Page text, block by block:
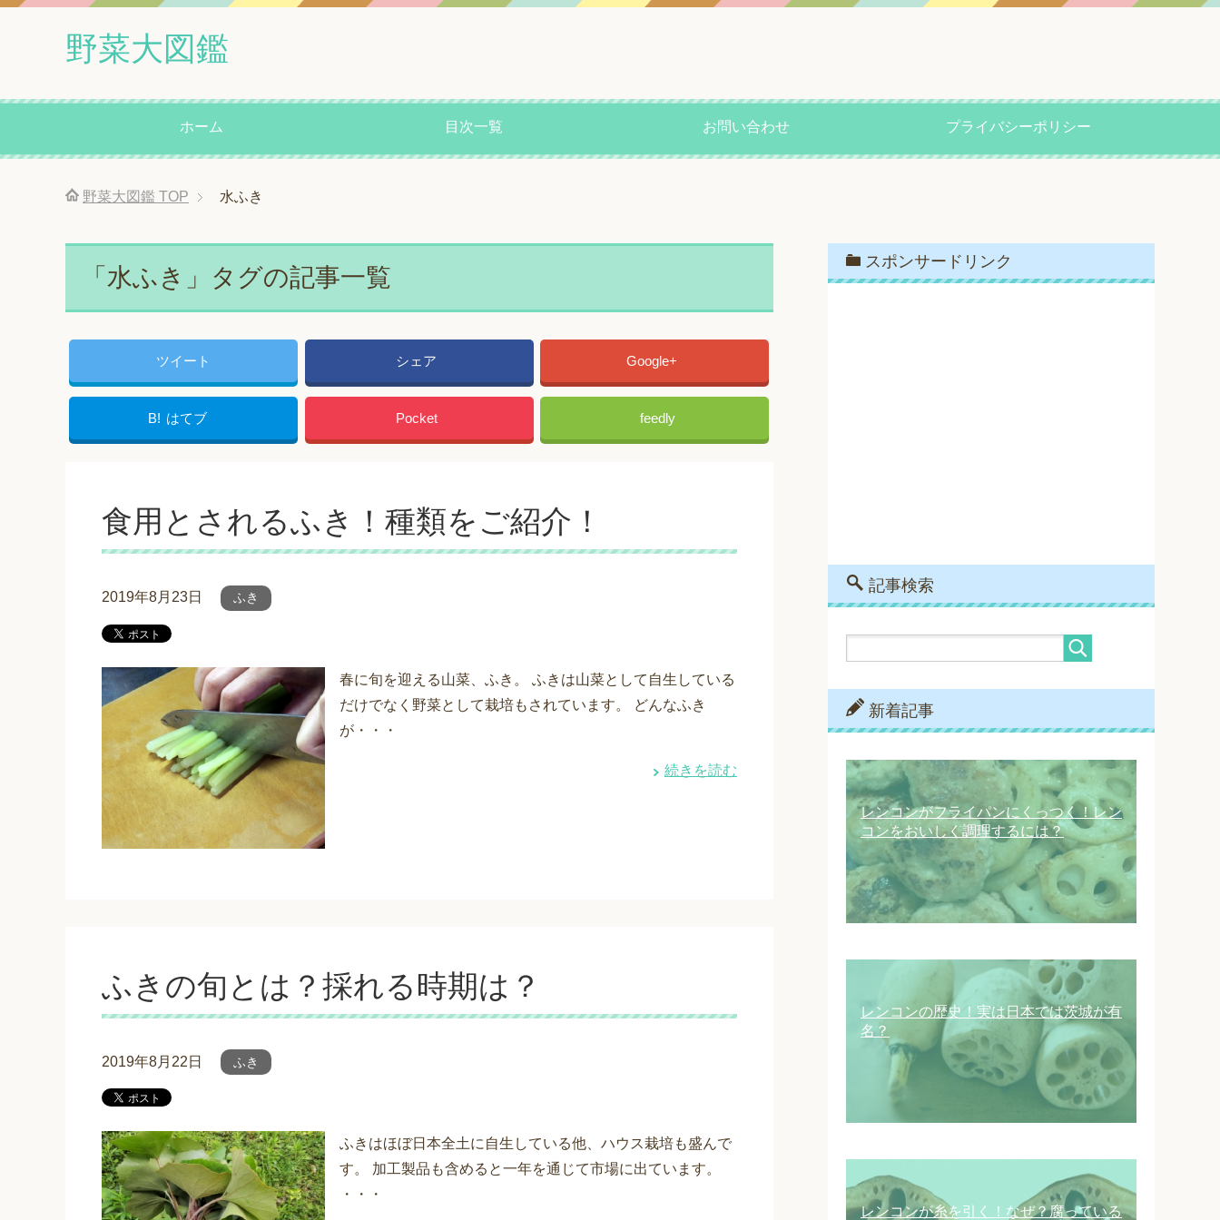
野菜大図鑑
ホーム 目次一覧 お問い合わせ プライバシーポリシー
野菜大図鑑 TOP 水ふき
「水ふき」タグの記事一覧
ツイート シェア Google+
B! はてブ Pocket feedly
食用とされるふき！種類をご紹介！
2019年8月23日 ふき
春に旬を迎える山菜、ふき。 ふきは山菜として自生している
だけでなく野菜として栽培もされています。 どんなふき
が・・・
続きを読む
ふきの旬とは？採れる時期は？
2019年8月22日 ふき
ふきはほぼ日本全土に自生している他、ハウス栽培も盛んで
す。 加工製品も含めると一年を通じて市場に出ています。
・・・
スポンサードリンク
記事検索
新着記事
レンコンがフライパンにくっつく！レン
コンをおいしく調理するには？
レンコンの歴史！実は日本では茨城が有
名？
レンコンが糸を引く！なぜ？腐っている